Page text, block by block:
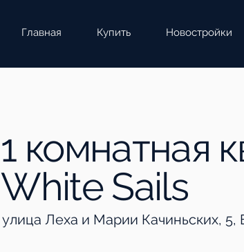
Главная Купить Новостройки
1 комнатная
Whitе Sаils
улица Леха и Марии Качиньских, 5,